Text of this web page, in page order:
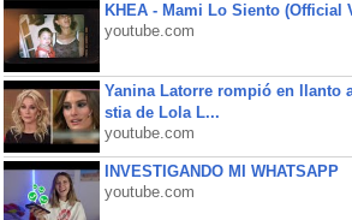
KHEA - Mami Lo Siento (Official
youtube.com
Yanina Latorre rompió en llanto
stia de Lola L...
youtube.com
INVESTIGANDO MI WHATSAPP
youtube.com